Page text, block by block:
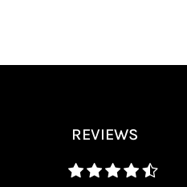
REVIEWS